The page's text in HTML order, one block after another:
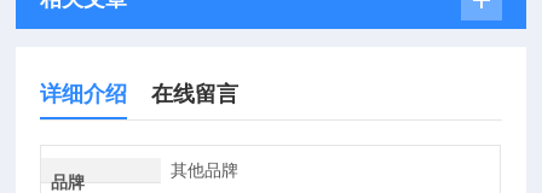
详细介绍 在线留言
品牌
其他品牌